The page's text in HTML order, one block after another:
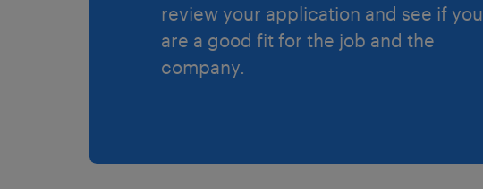
review your application and see if you
are a good fit for the job and the
company.